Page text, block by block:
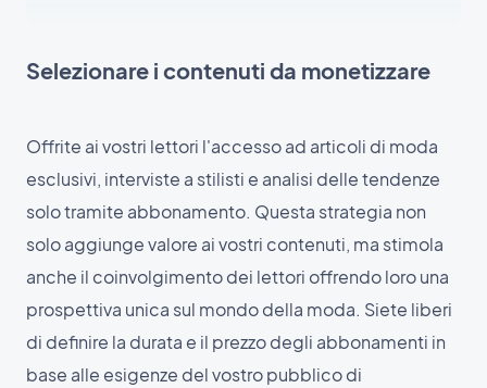
Selezionare i contenuti da monetizzare
Offrite ai vostri lettori l'accesso ad articoli di moda
esclusivi, interviste a stilisti e analisi delle tendenze
solo tramite abbonamento. Questa strategia non
solo aggiunge valore ai vostri contenuti, ma stimola
anche il coinvolgimento dei lettori offrendo loro una
prospettiva unica sul mondo della moda. Siete liberi
di definire la durata e il prezzo degli abbonamenti in
base alle esigenze del vostro pubblico di